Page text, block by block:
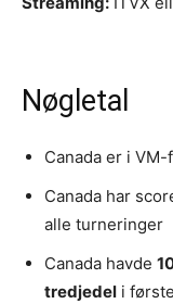
Nøgletal
Canada er i
Canada har
alle turneringer
Canada havde
tredjedel i